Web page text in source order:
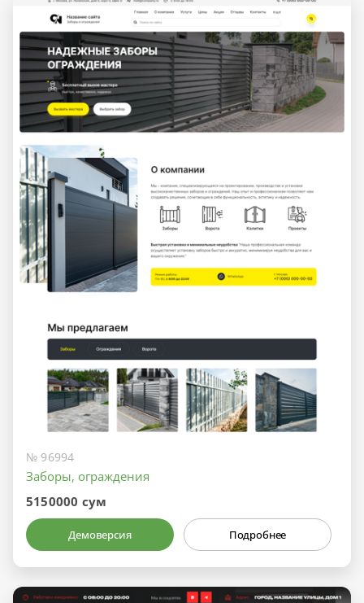
№ 96994
Заборы, ограждения
5150000 сум
Демоверсия Подробнее